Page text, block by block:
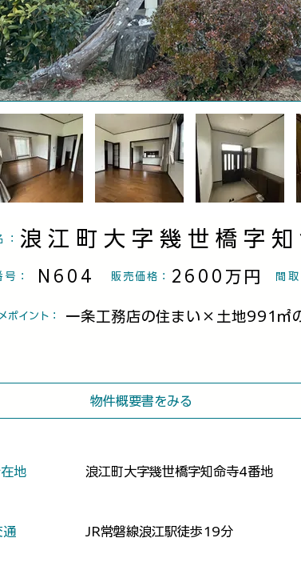
浪江町大字幾世橋字
：
号 ： N604 2600万円
​販売価格： 間取
一条工務店の住まい×土地991㎡
ポイント：
物件概要書をみる
地 浪江町大字幾世橋字知命寺4番地
通 JR常磐線浪江駅徒歩19分